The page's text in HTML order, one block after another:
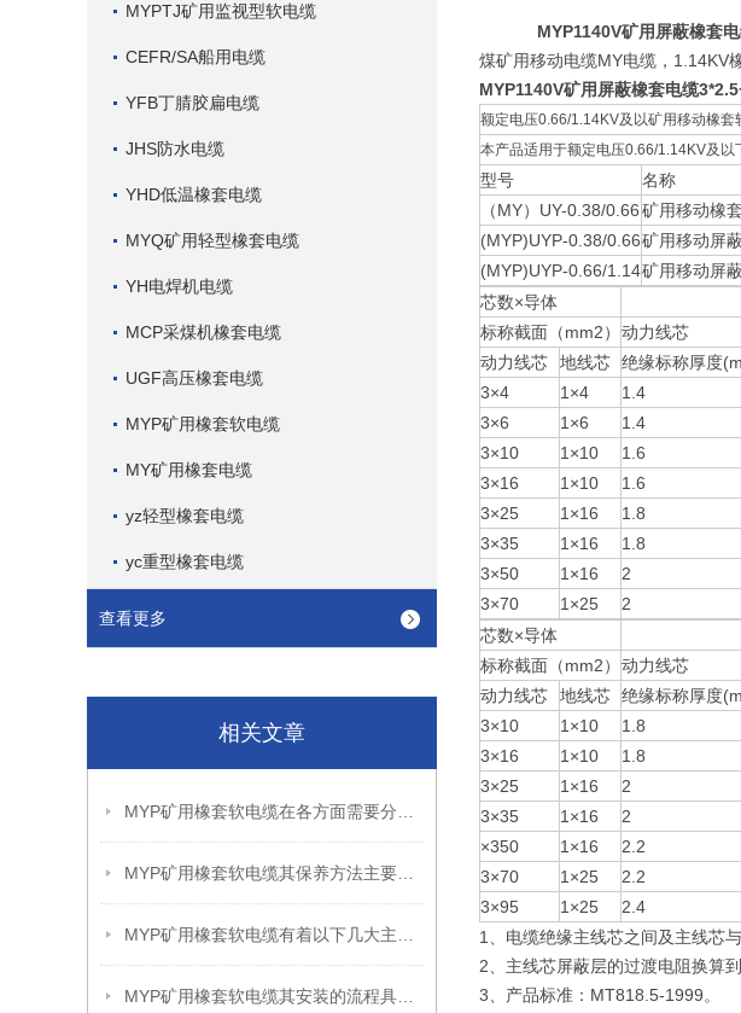
MYPTJ矿用监视型软电缆
CEFR/SA船用电缆
YFB丁腈胶扁电缆
JHS防水电缆
YHD低温橡套电缆
MYQ矿用轻型橡套电缆
YH电焊机电缆
MCP采煤机橡套电缆
UGF高压橡套电缆
MYP矿用橡套软电缆
MY矿用橡套电缆
yz轻型橡套电缆
yc重型橡套电缆
查看更多
相关文章
MYP1140V矿用屏蔽橡套
煤矿用移动电缆MY电缆，1.14KV
MYP1140V矿用屏蔽橡套电缆
额定电压0.66/1.14KV及以矿用移动橡
本产品适用于额定电压0.66/1.14KV及
型号 名称
（MY）UY-0.38/0.66矿用移动橡
(MYP)UYP-0.38/0.66矿用移动屏
(MYP)UYP-0.66/1.14矿用移动屏
芯数×导体
标称截面（mm2） 动力线芯
动力线芯
地线芯 绝缘标称厚度
3×4
1×4 1.4
3×6
1×6 1.4
3×10
1×10 1.6
3×16
1×10 1.6
3×25
1×16 1.8
3×35
1×16 1.8
3×50
1×16 2
3×70
1×25 2
芯数×导体
标称截面（mm2） 动力线芯
动力线芯
地线芯 绝缘标称厚度
3×10
1×10 1.8
3×16
1×10 1.8
3×25
1×16 2
3×35
1×16 2
×350
1×16 2.2
3×70
1×25 2.2
3×95
1×25 2.4
1、电缆绝缘主线芯之间及主线芯
2、主线芯屏蔽层的过渡电阻换算
3、产品标准：MT818.5-1999。